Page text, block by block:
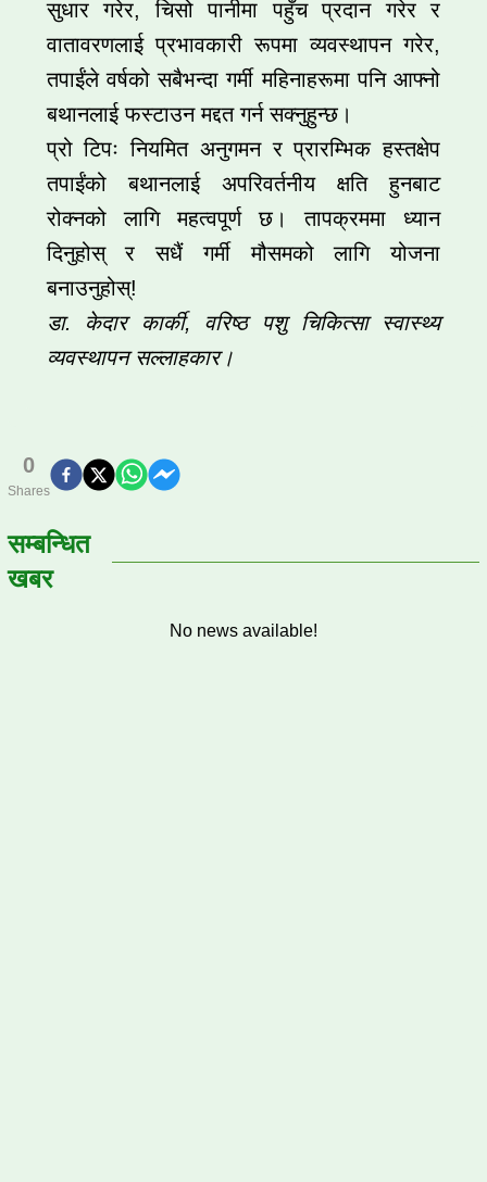
सुधार गरेर, चिसो पानीमा पहुँच प्रदान गरेर र
वातावरणलाई प्रभावकारी रूपमा व्यवस्थापन गरेर,
तपाईंले वर्षको सबैभन्दा गर्मी महिनाहरूमा पनि आफ्नो
बथानलाई फस्टाउन मद्दत गर्न सक्नुहुन्छ।
प्रो टिपः नियमित अनुगमन र प्रारम्भिक हस्तक्षेप
तपाईंको बथानलाई अपरिवर्तनीय क्षति हुनबाट
रोक्नको लागि महत्वपूर्ण छ। तापक्रममा ध्यान
दिनुहोस् र सधैं गर्मी मौसमको लागि योजना
बनाउनुहोस्!
डा. केदार कार्की, वरिष्ठ पशु चिकित्सा स्वास्थ्य
व्यवस्थापन सल्लाहकार।
0
Shares
सम्बन्धित
खबर
No news available!